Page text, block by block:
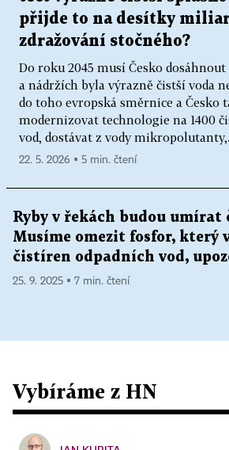
přijde to na desítky
zdražování stočného?
Do roku 2045 musí Česko
a nádržích byla výrazně čistší voda
do toho evropská směrnice a Česko
modernizovat technologie na 1400
vod, dostávat z vody
22. 5. 2026 ▪ 5 min. čtení
Ryby v řekách budou umírat
Musíme omezit fosfor, který
čistíren odpadních vod,
25. 9. 2025 ▪ 7 min. čtení
Vybíráme z HN